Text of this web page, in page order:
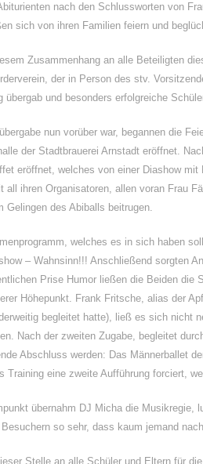
nach den Schlussworten von
sich von ihren Familien feiern und
Zusammenhang an alle Beteiligten
der in Person des stv.
übergab und besonders erfolgreiche
nun vorüber war, begannen die
der Stadtbrauerei Arnstadt eröffnet.
eröffnet, welches von einer Diashow
all ihren Organisatoren, allen voran Frau
Gelingen des Abiballs beitrugen.
welches es in sich haben
– Wahnsinn!!! Anschließend sorgten
Prise Humor ließen die Beiden
Höhepunkt. Frank Fritsche, alias der
begleitet hatte), ließ es sich nicht
Nach der zweiten Zugabe, begleitet
Abschluss werden: Das Männerballet
Training eine zweite Aufführung forciert,
übernahm DJ Micha die Musikregie,
so sehr, dass kaum jemand
Stelle an alle Schüler und Eltern für